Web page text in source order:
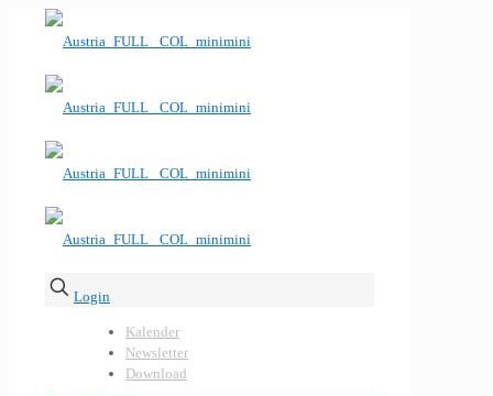
Login
Kalender
Newsletter
Download